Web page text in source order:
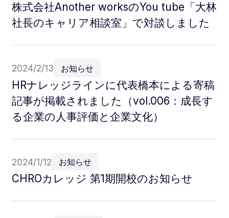
株式会社Another worksのYou tube「大林
社長のキャリア相談室」で対談しました
2024/2/13 お知らせ
HRナレッジラインに代表橋本による寄稿
記事が掲載されました（vol.006：成長す
る企業の人事評価と企業文化）
2024/1/12 お知らせ
CHROカレッジ 第1期開校のお知らせ